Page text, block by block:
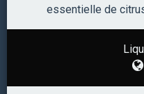
essentielle de